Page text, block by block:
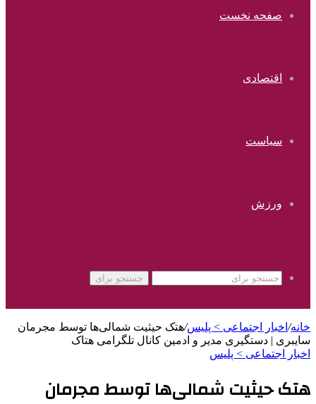
صفحه نخست
اقتصادی
سیاست
ورزش
جستجو برای
خانه/ اخبار اجتماعی > پليس/هتک حیثیت شمالی‌ها توسط مجرمان
سایبری | دستگیری مدیر و ادمین کانال تلگرامی هتاک
اخبار اجتماعی > پليس
هتک حیثیت شمالی‌ها توسط مجرمان